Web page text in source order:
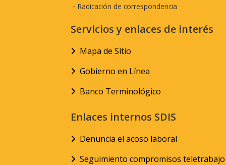
- Radicación de correspondencia
Servicios y enlaces de interés
Mapa de Sitio
Gobierno en Línea
Banco Terminológico
Enlaces internos SDIS
Denuncia el acoso laboral
Seguimiento compromisos teletrabajo